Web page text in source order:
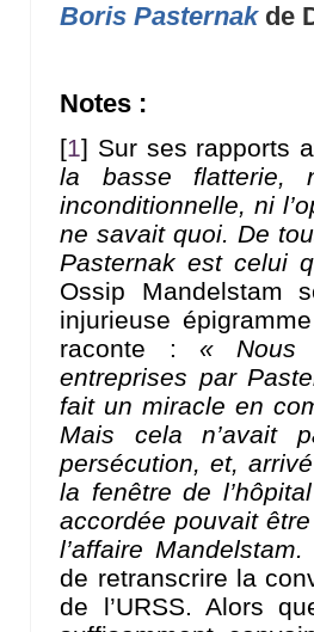
Boris Pasternakde
Notes :
[1] Sur ses rapports
la basse flatterie,
inconditionnelle, ni
ne savait quoi. De
Pasternak est celui
Ossip Mandelstam
injurieuse
raconte :« Nous
entreprises par
fait un miracle en
Mais cela n’avait
persécution, et,
la fenêtre de
accordée pouvait
l’affaire
de retranscrire la
de l’URSS. Alors